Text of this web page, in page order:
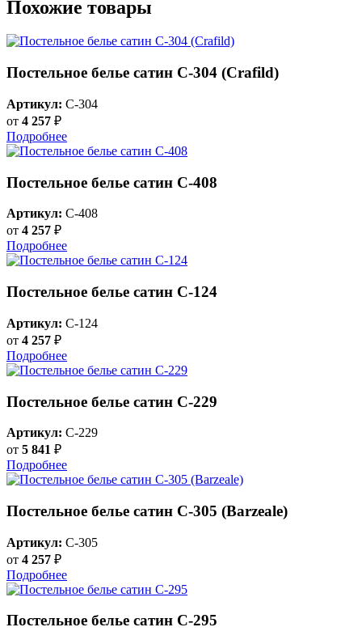
Похожие товары
Постельное белье сатин С-304 (Crafild)
Артикул: C-304
от 4 257 ₽
Подробнее
Постельное белье сатин С-408
Артикул: C-408
от 4 257 ₽
Подробнее
Постельное белье сатин С-124
Артикул: C-124
от 4 257 ₽
Подробнее
Постельное белье сатин С-229
Артикул: C-229
от 5 841 ₽
Подробнее
Постельное белье сатин С-305 (Barzeale)
Артикул: C-305
от 4 257 ₽
Подробнее
Постельное белье сатин С-295